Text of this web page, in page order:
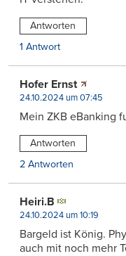
Antworten
1 Antwort
Hofer Ernst
24.10.2024 um 07:45
Mein ZKB eBanking
Antworten
2 Antworten
Heiri.B
24.10.2024 um 10:19
Bargeld ist König.
auch mit noch mehr